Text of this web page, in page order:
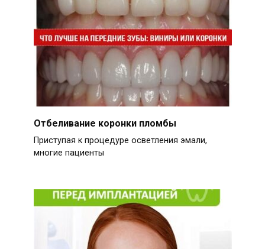
Отбеливание коронки пломбы
Приступая к процедуре осветления эмали,
многие пациенты